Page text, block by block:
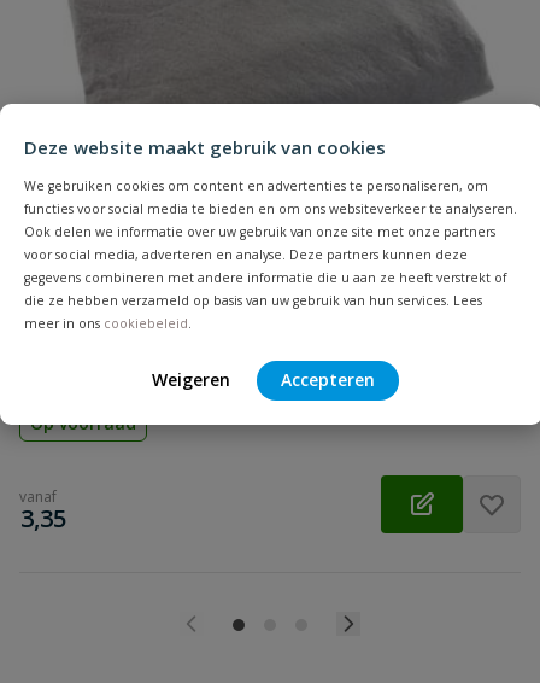
Deze website maakt gebruik van cookies
We gebruiken cookies om content en advertenties te personaliseren, om
functies voor social media te bieden en om ons websiteverkeer te analyseren.
Ook delen we informatie over uw gebruik van onze site met onze partners
voor social media, adverteren en analyse. Deze partners kunnen deze
gegevens combineren met andere informatie die u aan ze heeft verstrekt of
die ze hebben verzameld op basis van uw gebruik van hun services. Lees
meer in ons cookiebeleid.
Weigeren Accepteren
Installatiediepte
onbelast
zwaar verkeer
80 cm
Lengte 1000 mm
Materiaal PP
Naam
Samenvatting
Beoordeling
Beoordeling versturen
Geotextiel
drainage systemen
Op voorraad
vanaf
€
3,35